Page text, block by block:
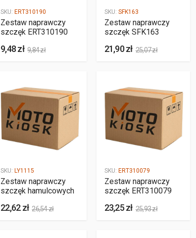
SKU: ERT310190
Zestaw naprawczy
szczęk ERT310190
9,48 zł 9,84 zł
SKU: SFK163
Zestaw naprawczy
szczęk SFK163
21,90 zł 25,07 zł
SKU: LY1115
Zestaw naprawczy
szczęk hamulcowych
22,62 zł 26,54 zł
SKU: ERT310079
Zestaw naprawczy
szczęk ERT310079
23,25 zł 25,93 zł